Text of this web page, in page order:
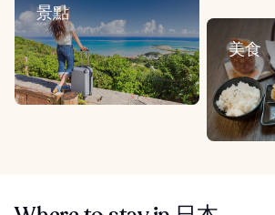
景點
美食